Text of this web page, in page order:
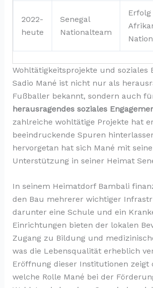
2022-
heute
Senegal
Nationalteam
Wohltätigkeitsprojekte und soziales
Sadio Mané ist nicht nur als
Fußballer bekannt, sondern auch
herausragendes soziales
zahlreiche wohltätige Projekte hat
beeindruckende Spuren
hervorgetan hat sich Mané mit
Unterstützung in seiner Heimat
In seinem Heimatdorf Bambali
den Bau mehrerer wichtiger
darunter eine Schule und ein
Einrichtungen bieten der lokalen
Zugang zu Bildung und
was die Lebensqualität erheblich
Eröffnung dieser Institutionen zeigt
welche Rolle Mané bei der